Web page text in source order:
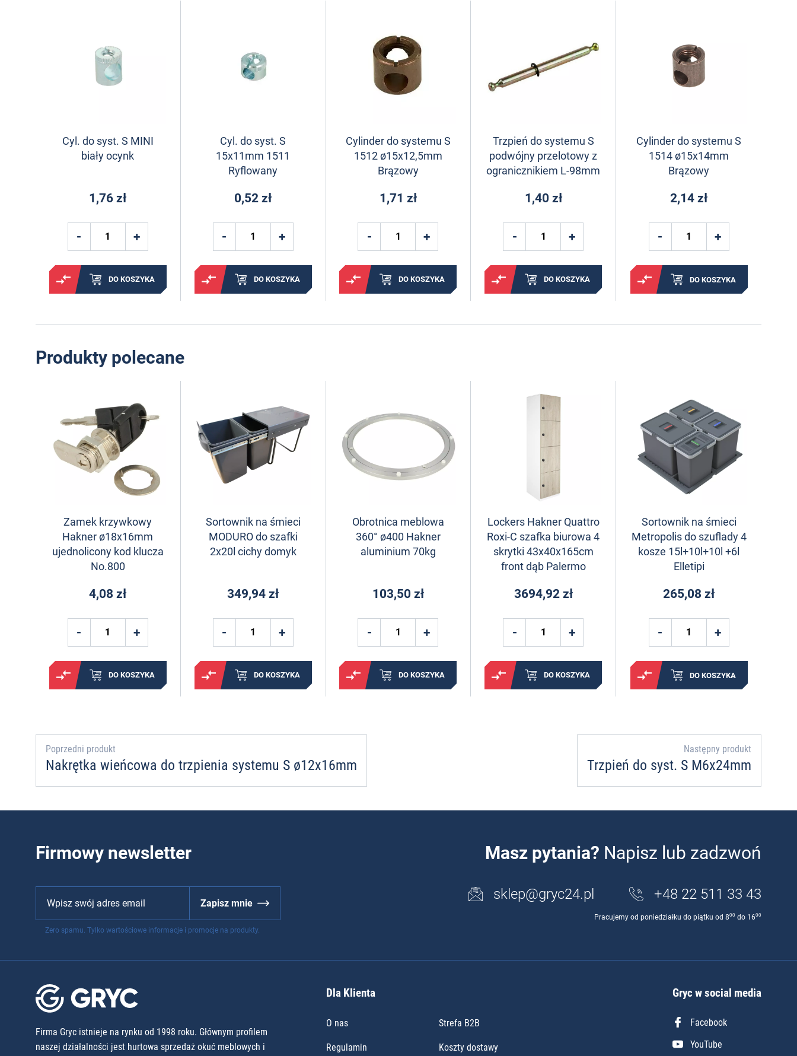
Cyl. do syst. S MINI
biały ocynk
1,76 zł
DO KOSZYKA
Cyl. do syst. S
15x11mm 1511
Ryflowany
0,52 zł
DO KOSZYKA
Cylinder do systemu S
1512 ø15x12,5mm
Brązowy
1,71 zł
DO KOSZYKA
Trzpień do systemu S
podwójny przelotowy z
ogranicznikiem L-98mm
1,40 zł
DO KOSZYKA
Cylinder do systemu S
1514 ø15x14mm
Brązowy
2,14 zł
DO KOSZYKA
Produkty polecane
Zamek krzywkowy
Hakner ø18x16mm
ujednolicony kod klucza
No.800
4,08 zł
DO KOSZYKA
Sortownik na śmieci
MODURO do szafki
2x20l cichy domyk
349,94 zł
DO KOSZYKA
Obrotnica meblowa
360° ø400 Hakner
aluminium 70kg
103,50 zł
DO KOSZYKA
Lockers Hakner Quattro
Roxi-C szafka biurowa 4
skrytki 43x40x165cm
front dąb Palermo
3694,92 zł
DO KOSZYKA
Sortownik na śmieci
Metropolis do szuflady 4
kosze 15l+10l+10l +6l
Elletipi
265,08 zł
DO KOSZYKA
Poprzedni produkt
Nakrętka wieńcowa do trzpienia systemu S ø12x16mm
Następny produkt
Trzpień do syst. S M6x24mm
Masz pytania? Napisz lub zadzwoń
sklep@gryc24.pl +48 22 511 33 43
Pracujemy od poniedziałku do piątku od 800 do 1600
Firmowy newsletter
Zapisz mnie
Zero spamu. Tylko wartościowe informacje i promocje na produkty.
Firma Gryc istnieje na rynku od 1998 roku. Głównym profilem
naszej działalności jest hurtowa sprzedaż okuć meblowych i
Dla Klienta
O nas
Regulamin
Strefa B2B
Koszty dostawy
Gryc w social media
Facebook
YouTube